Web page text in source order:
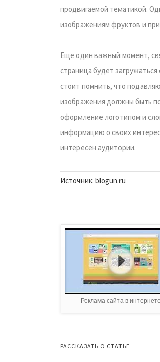
продвигаемой тематикой.
изображениям фруктов и
Еще один важный момент,
страница будет
стоит помнить, что
изображения должны быть
оформление логотипом и
информацию о своих
интересен аудитории.
Источник: blogun.ru
Реклама сайта в интернете
РАССКАЗАТЬ О СТАТЬЕ